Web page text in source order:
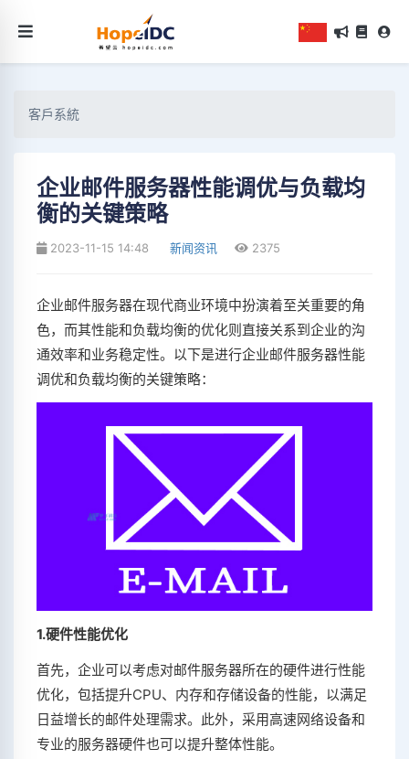
客戶系統
企业邮件服务器性能调优与负载均
衡的关键策略
2023-11-15 14:48 新闻资讯 2375
企业邮件服务器在现代商业环境中扮演着至关重要的角
色，而其性能和负载均衡的优化则直接关系到企业的沟
通效率和业务稳定性。以下是进行企业邮件服务器性能
调优和负载均衡的关键策略：
1.硬件性能优化
首先，企业可以考虑对邮件服务器所在的硬件进行性能
优化，包括提升CPU、内存和存储设备的性能，以满足
日益增长的邮件处理需求。此外，采用高速网络设备和
专业的服务器硬件也可以提升整体性能。